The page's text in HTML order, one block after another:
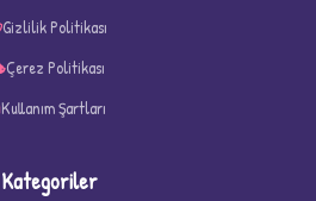
Gizlilik Politikası
Çerez Politikası
Kullanım Şartları
Kategoriler